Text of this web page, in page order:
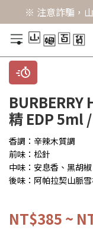
※ 注意詐騙，
BURBERRY
精 EDP 5ml
香調：辛辣木質調
前味：松針
中味：安息香、黑胡
後味：阿帕拉契山脈
NT$385 ~